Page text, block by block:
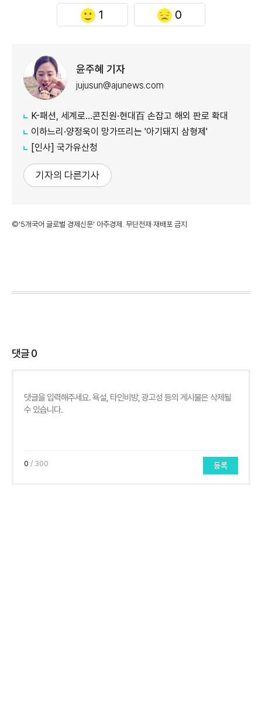
1 0
윤주혜 기자
jujusun@ajunews.com
K-패션, 세계로…콘진원·현대百 손잡고 해외 판로 확대
이하느리·양정욱이 망가뜨리는 '아기돼지 삼형제'
[인사] 국가유산청
기자의 다른기사
©'5개국어 글로벌 경제신문' 아주경제. 무단전재·재배포 금지
댓글0
0 / 300 등록